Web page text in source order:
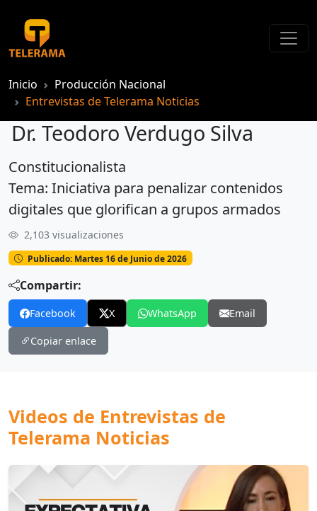
Inicio
Producción Nacional
Entrevistas de Telerama Noticias
Dr. Teodoro Verdugo Silva
Dr. Teodoro Verdugo Silva
Constitucionalista
Tema: Iniciativa para penalizar contenidos
digitales que glorifican a grupos armados
2,103 visualizaciones
Publicado: Martes 16 de Junio de 2026
Compartir:
Facebook X WhatsApp Email
Copiar enlace
Videos de Entrevistas de
Telerama Noticias